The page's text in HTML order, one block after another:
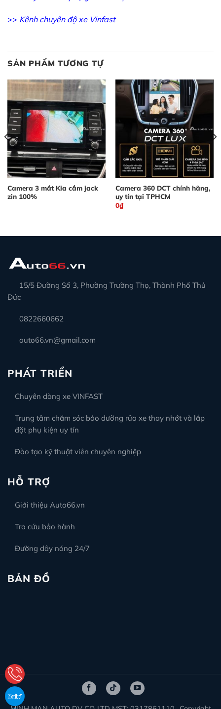
>> Kênh chuyên độ xe Vinfast
SẢN PHẨM TƯƠNG TỰ
Camera 3 mắt Kia cắm jack
zin 100%
Camera 360 DCT chính hãng,
uy tín tại TPHCM
0₫
15/5 Đường Số 3, Phường Trường Thọ, Thành Phố Thủ
Đức
0822660662
auto66.vn@gmail.com
PHÁT TRIỂN
Chuyên dòng xe VINFAST
Trung tâm chăm sóc bảo dưỡng rửa xe thay nhớt và lắp
đặt phụ kiện uy tín
Đào tạo kỹ thuật viên chuyên nghiệp
HỖ TRỢ
Giới thiệu Auto66.vn
Tra cứu bảo hành
Đường dây nóng 24/7
BẢN ĐỒ